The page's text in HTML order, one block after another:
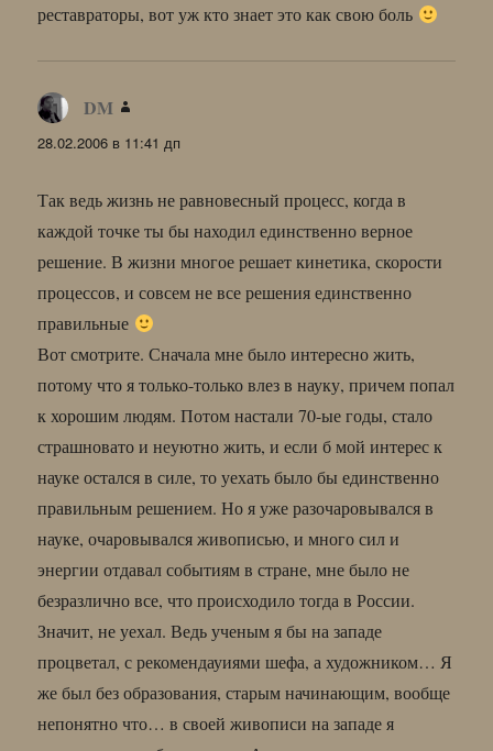
реставраторы, вот уж кто знает это как свою боль
DM
28.02.2006 в 11:41 дп
Так ведь жизнь не равновесный процесс, когда в
каждой точке ты бы находил единственно верное
решение. В жизни многое решает кинетика, скорости
процессов, и совсем не все решения единственно
правильные
Вот смотрите. Сначала мне было интересно жить,
потому что я только-только влез в науку, причем попал
к хорошим людям. Потом настали 70-ые годы, стало
страшновато и неуютно жить, и если б мой интерес к
науке остался в силе, то уехать было бы единственно
правильным решением. Но я уже разочаровывался в
науке, очаровывался живописью, и много сил и
энергии отдавал событиям в стране, мне было не
безразлично все, что происходило тогда в России.
Значит, не уехал. Ведь ученым я бы на западе
процветал, с рекомендауиями шефа, а художником… Я
же был без образования, старым начинающим, вообще
непонятно что… в своей живописи на западе я